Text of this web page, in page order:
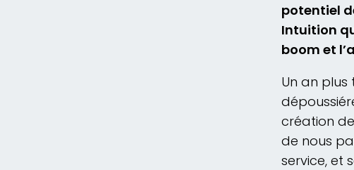
potentiel
Intuition
boom et
Un an
création
de nous
service, et